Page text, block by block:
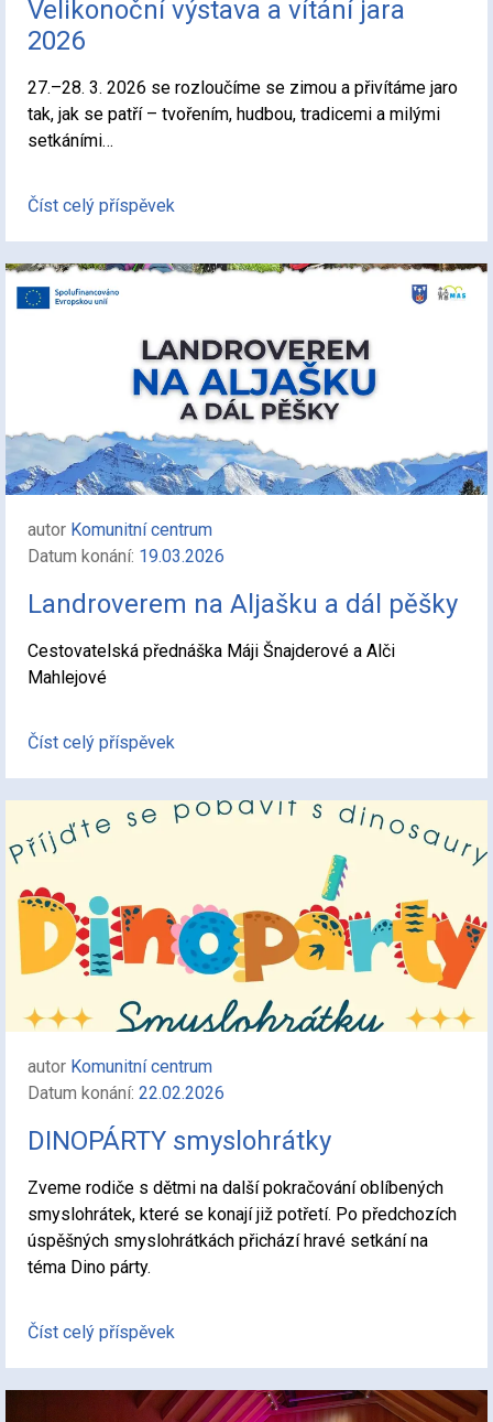
Velikonoční výstava a vítání jara
2026
27.–28. 3. 2026 se rozloučíme se zimou a přivítáme jaro
tak, jak se patří – tvořením, hudbou, tradicemi a milými
setkáními…
Číst celý příspěvek
autor Komunitní centrum
Datum konání: 19.03.2026
Landroverem na Aljašku a dál pěšky
Cestovatelská přednáška Máji Šnajderové a Alči
Mahlejové
Číst celý příspěvek
autor Komunitní centrum
Datum konání: 22.02.2026
DINOPÁRTY smyslohrátky
Zveme rodiče s dětmi na další pokračování oblíbených
smyslohrátek, které se konají již potřetí. Po předchozích
úspěšných smyslohrátkách přichází hravé setkání na
téma Dino párty.
Číst celý příspěvek